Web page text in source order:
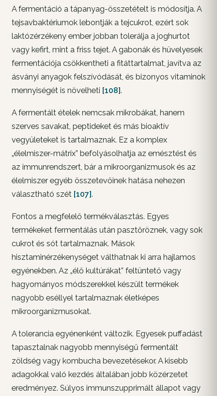
A fermentáció a tápanyag-összetételt is módosítja. A
tejsavbaktériumok lebontják a tejcukrot, ezért sok
laktózérzékeny ember jobban tolerálja a joghurtot
vagy kefirt, mint a friss tejet. A gabonák és hüvelyesek
fermentációja csökkentheti a fitáttartalmat, javítva az
ásványi anyagok felszívódását, és bizonyos vitaminok
mennyiségét is növelheti [108].
A fermentált ételek nemcsak mikrobákat, hanem
szerves savakat, peptideket és más bioaktív
vegyületeket is tartalmaznak. Ez a komplex
„élelmiszer-mátrix” befolyásolhatja az emésztést és
az immunrendszert, bár a mikroorganizmusok és az
élelmiszer egyéb összetevőinek hatása nehezen
választható szét [107].
Fontos a megfelelő termékválasztás. Egyes
termékeket fermentálás után pasztőröznek, vagy sok
cukrot és sót tartalmaznak. Mások
hisztaminérzékenységet válthatnak ki arra hajlamos
egyénekben. Az „élő kultúrákat” feltüntető vagy
hagyományos módszerekkel készült termékek
nagyobb eséllyel tartalmaznak életképes
mikroorganizmusokat.
A tolerancia egyénenként változik. Egyesek puffadást
tapasztalnak nagyobb mennyiségű fermentált
zöldség vagy kombucha bevezetésekor. A kisebb
adagokkal való kezdés általában jobb közérzetet
eredményez. Súlyos immunszupprimált állapot vagy